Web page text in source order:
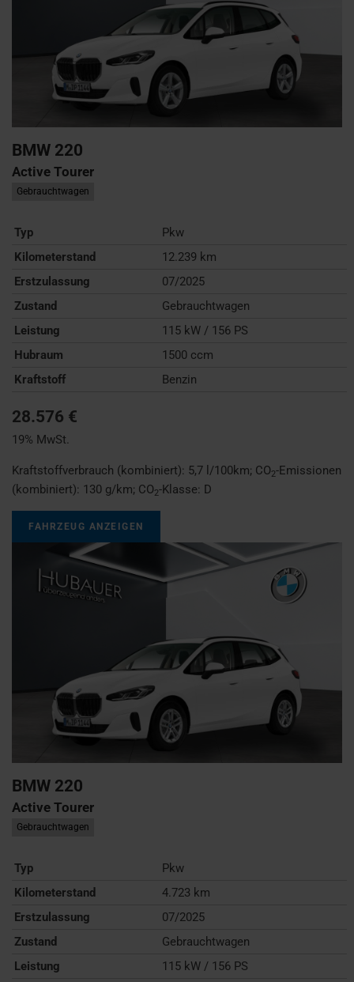
BMW 220
Active Tourer
Gebrauchtwagen
Typ
Pkw
Kilometerstand
12.239 km
Erstzulassung
07/2025
Zustand
Gebrauchtwagen
Leistung
115 kW / 156 PS
Hubraum
1500 ccm
Kraftstoff
Benzin
28.576 €
19% MwSt.
Kraftstoffverbrauch (kombiniert): 5,7 l/100km; CO2-Emissionen
(kombiniert): 130 g/km; CO2-Klasse: D
FAHRZEUG ANZEIGEN
BMW 220
Active Tourer
Gebrauchtwagen
Typ
Pkw
Kilometerstand
4.723 km
Erstzulassung
07/2025
Zustand
Gebrauchtwagen
Leistung
115 kW / 156 PS